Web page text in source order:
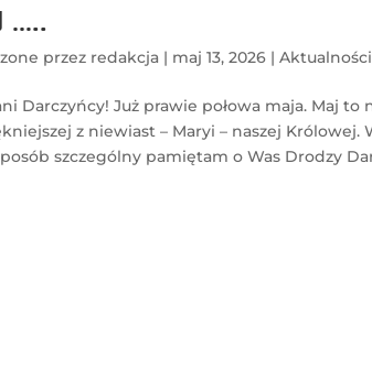
…..
przez redakcja | maj 13, 2026 |Aktualności
Darczyńcy! Już prawie połowa maja. Maj
z niewiast – Maryi – naszej
szczególny pamiętam o Was Drodzy